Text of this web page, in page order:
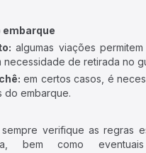
embarque
algumas viações
necessidade de retirada no
em certos casos, é
do embarque.
sempre verifique as regras
bem como eventuais